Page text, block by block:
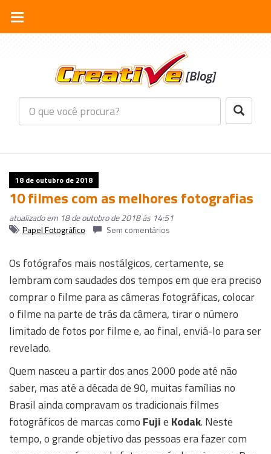
18 de outubro de 2018
10 filmes com as melhores fotografias
atualizado em 18 de outubro de 2018 às 14:51
Papel Fotográfico
Sem comentários
Os fotógrafos mais nostálgicos, certamente, se
lembram com saudades dos tempos em que era preciso
comprar o filme para as câmeras fotográficas, colocar
o filme na parte de trás da câmera, tirar o número
limitado de fotos por filme e, ao final, enviá-lo para ser
revelado.
Quem nasceu a partir dos anos 2000 pode até não
saber, mas até a década de 90, muitas famílias no
Brasil ainda compravam os tradicionais filmes
fotográficos de marcas como Fujie Kodak. Neste
tempo, o grande objetivo das pessoas era fazer com